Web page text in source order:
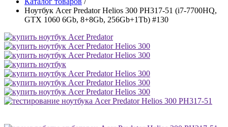
Ноутбук Acer Predator Helios 300 PH317-51 (i7-7700HQ,
GTX 1060 6Gb, 8+8Gb, 256Gb+1Tb) #130